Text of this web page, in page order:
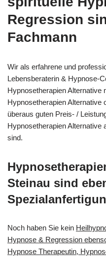
Regression
Fachmann
Wir als erfahrene und
Lebensberaterin & Hypnose-
Hypnosetherapien Alternative
Hypnosetherapien Alternative
überaus guten Preis- /
Hypnosetherapien Alternative
sind.
Steinau sind
Noch haben Sie kein
Hypnose & Regression
Hypnose Therapeutin,